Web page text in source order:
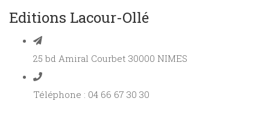
Editions Lacour-Ollé
25 bd Amiral Courbet 30000 NIMES
Téléphone : 04 66 67 30 30